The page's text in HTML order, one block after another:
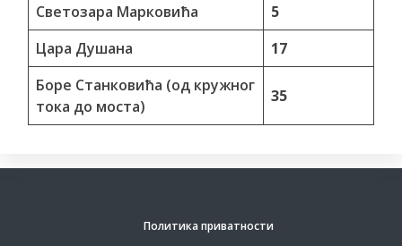
Светозара Марковића
5
Цара Душана
17
Боре Станковића (од кружног
тока до моста)
35
Политика приватности